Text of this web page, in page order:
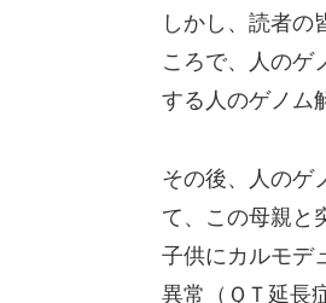
しかし、読者の
ころで、人のゲ
する人のゲノム
その後、人のゲ
て、この母親と
子供にカルモデ
異常（ＱＴ延長